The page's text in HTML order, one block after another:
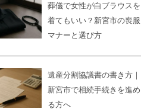
葬儀で女性が白ブラウスを
着てもいい？新宮市の喪服
マナーと選び方
遺産分割協議書の書き方｜
新宮市で相続手続きを進め
る方へ